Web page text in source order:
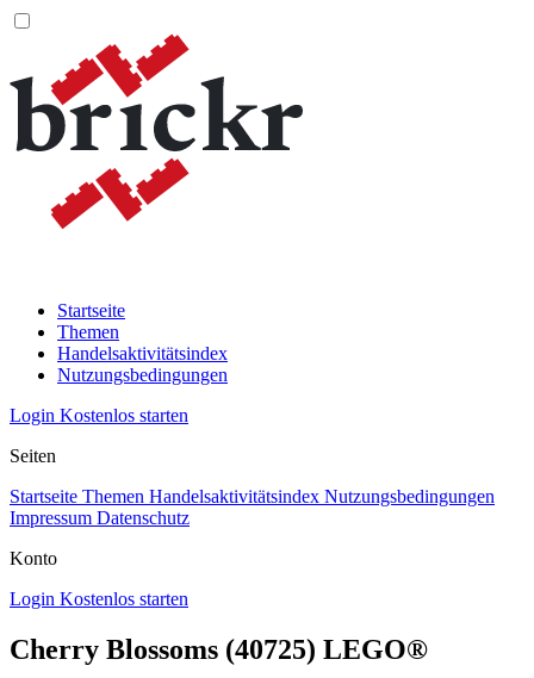
Startseite
Themen
Handelsaktivitätsindex
Nutzungsbedingungen
Login Kostenlos starten
Seiten
Startseite Themen Handelsaktivitätsindex Nutzungsbedingungen
Impressum Datenschutz
Konto
Login Kostenlos starten
Cherry Blossoms (40725) LEGO®